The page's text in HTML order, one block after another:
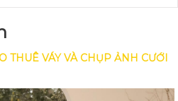
THUÊ VÁY VÀ CHỤP ẢNH CƯỚI